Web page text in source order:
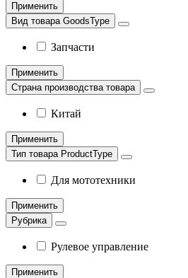
Применить
Вид товара GoodsType
Запчасти
Применить
Страна производства товара
Китай
Применить
Тип товара ProductType
Для мототехники
Применить
Рубрика
Рулевое управление
Применить